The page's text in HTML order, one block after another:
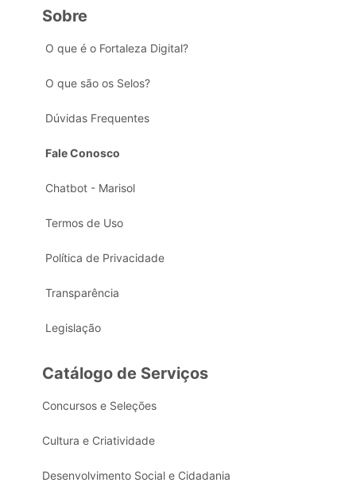
Sobre
O que é o Fortaleza Digital?
O que são os Selos?
Dúvidas Frequentes
Fale Conosco
Chatbot - Marisol
Termos de Uso
Política de Privacidade
Transparência
Legislação
Catálogo de Serviços
Concursos e Seleções
Cultura e Criatividade
Desenvolvimento Social e Cidadania